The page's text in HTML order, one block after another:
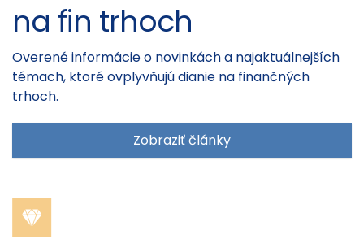
na fin trhoch
Overené informácie o novinkách a najaktuálnejších
témach, ktoré ovplyvňujú dianie na finančných
trhoch.
Zobraziť články